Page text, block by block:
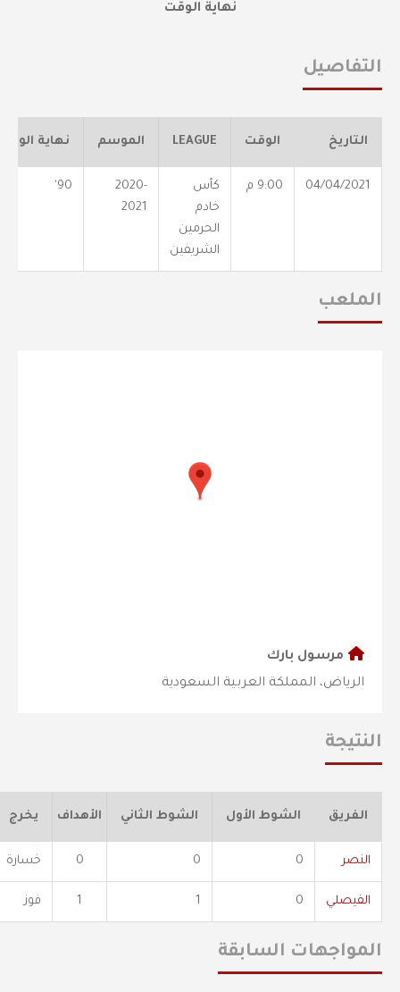
نهاية الوقت
التفاصيل
التاريخ الوقت LEAGUE الموسم نهاية
04/04/2021 9:00 م
كأس
خادم
الحرمين
الشريفين
2020-
2021
90'
الملعب
مرسول بارك
الرياض، المملكة العربية السعودية
النتيجة
الفريق الشوط الأول الشوط الثاني الأهداف يخرج
النصر 0
0
0 خسارة
الفيصلي 0
1
1 فوز
المواجهات السابقة